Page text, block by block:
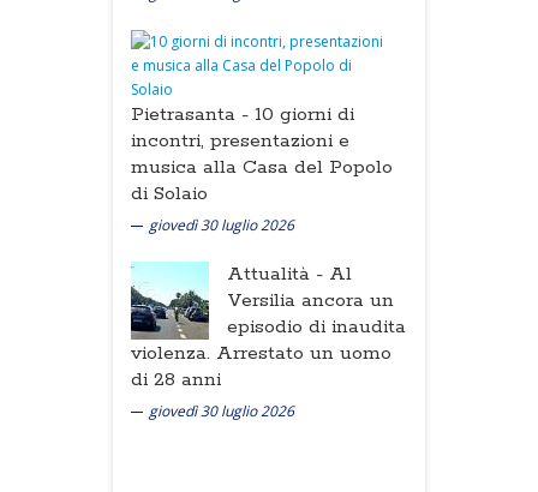
Pietrasanta - 10 giorni di
incontri, presentazioni e
musica alla Casa del Popolo
di Solaio
giovedì 30 luglio 2026
Attualità - Al
Versilia ancora un
episodio di inaudita
violenza. Arrestato un uomo
di 28 anni
giovedì 30 luglio 2026